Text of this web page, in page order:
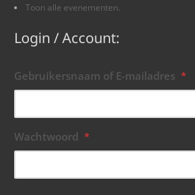
Toon alle evenementen.
Login / Account:
Gebruikersnaam of E-mailadres *
Wachtwoord *